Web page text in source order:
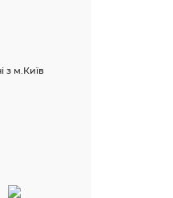
з м.Київ